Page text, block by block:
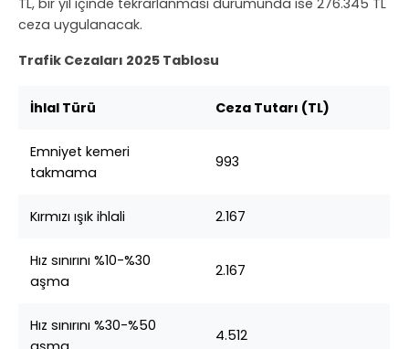
ceza uygulanacak.
Trafik Cezaları 2025 Tablosu
İhlal Türü Ceza Tutarı (TL)
Emniyet kemeri
takmama
993
Kırmızı ışık ihlali 2.167
Hız sınırını %10-%30
aşma
2.167
Hız sınırını %30-%50
4.512